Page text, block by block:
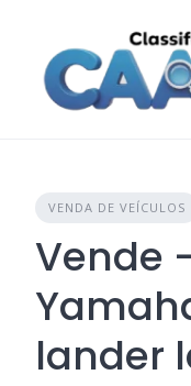
content
VENDA DE VEÍCULOS
Vende
lander